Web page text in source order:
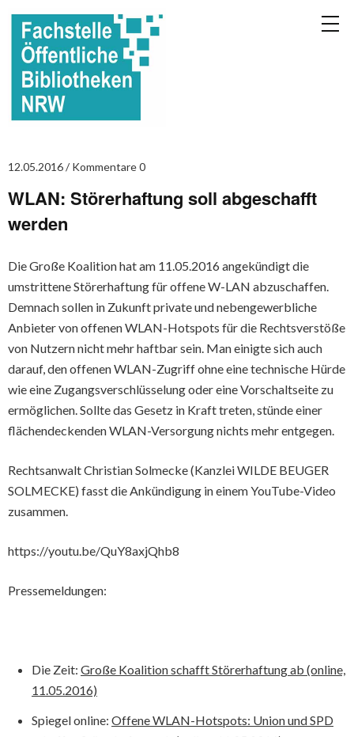
12.05.2016 Kommentare 0
WLAN: Störerhaftung soll abgeschafft
werden
Die Große Koalition hat am 11.05.2016 angekündigt die
umstrittene Störerhaftung für offene W-LAN abzuschaffen.
Demnach sollen in Zukunft private und nebengewerbliche
Anbieter von offenen WLAN-Hotspots für die Rechtsverstöße
von Nutzern nicht mehr haftbar sein. Man einigte sich auch
darauf, den offenen WLAN-Zugriff ohne eine technische Hürde
wie eine Zugangsverschlüsselung oder eine Vorschaltseite zu
ermöglichen. Sollte das Gesetz in Kraft treten, stünde einer
flächendeckenden WLAN-Versorgung nichts mehr entgegen.
Rechtsanwalt Christian Solmecke (Kanzlei WILDE BEUGER
SOLMECKE) fasst die Ankündigung in einem YouTube-Video
zusammen.
https://youtu.be/QuY8axjQhb8
Pressemeldungen:
Die Zeit: Große Koalition schafft Störerhaftung ab (online,
11.05.2016)
Spiegel online: Offene WLAN-Hotspots: Union und SPD